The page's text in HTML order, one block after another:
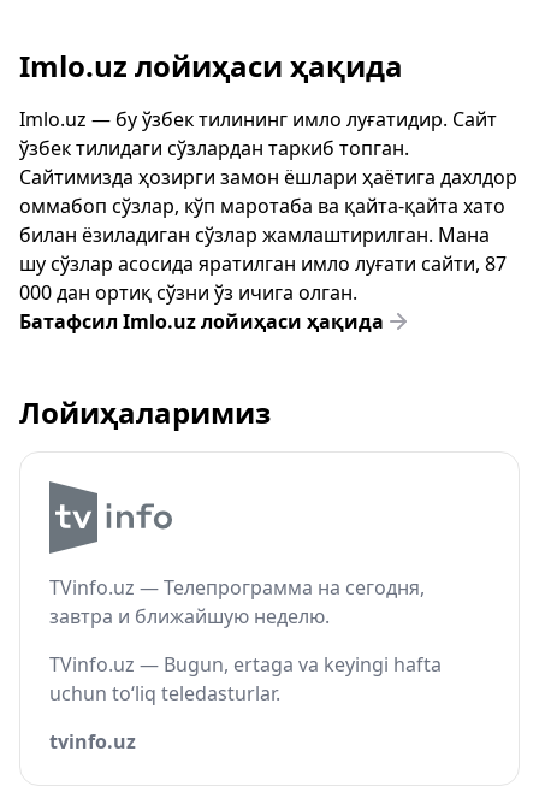
Imlo.uz лойиҳаси ҳақида
Imlo.uz — бу ўзбек тилининг имло луғатидир. Сайт
ўзбек тилидаги сўзлардан таркиб топган.
Сайтимизда ҳозирги замон ёшлари ҳаётига дахлдор
оммабоп сўзлар, кўп маротаба ва қайта-қайта хато
билан ёзиладиган сўзлар жамлаштирилган. Мана
шу сўзлар асосида яратилган имло луғати сайти, 87
000 дан ортиқ сўзни ўз ичига олган.
Батафсил Imlo.uz лойиҳаси ҳақида
Лойиҳаларимиз
TVinfo.uz — Телепрограмма на сегодня,
завтра и ближайшую неделю.
TVinfo.uz — Bugun, ertaga va keyingi hafta
uchun to‘liq teledasturlar.
tvinfo.uz